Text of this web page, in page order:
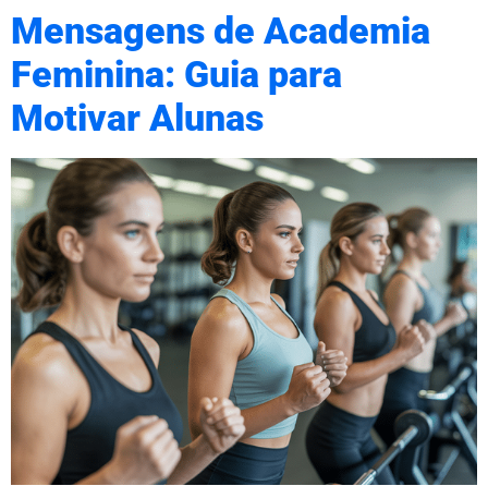
Mensagens de Academia
Feminina: Guia para
Motivar Alunas